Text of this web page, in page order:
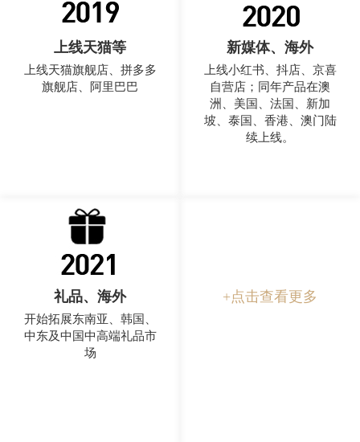
上线天猫等
上线天猫旗舰店、拼多多
旗舰店、阿里巴巴
新媒体、海外
上线小红书、抖店、京喜
自营店；同年产品在澳
洲、美国、法国、新加
坡、泰国、香港、澳门陆
续上线。
礼品、海外
开始拓展东南亚、韩国、
中东及中国中高端礼品市
场
+点击查看更多